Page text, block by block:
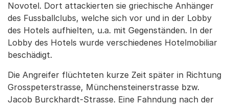
Novotel. Dort attackierten sie griechische Anhänger
des Fussballclubs, welche sich vor und in der Lobby
des Hotels aufhielten, u.a. mit Gegenständen. In der
Lobby des Hotels wurde verschiedenes Hotelmobiliar
beschädigt.
Die Angreifer flüchteten kurze Zeit später in Richtung
Grosspeterstrasse, Münchensteinerstrasse bzw.
Jacob Burckhardt-Strasse. Eine Fahndung nach der